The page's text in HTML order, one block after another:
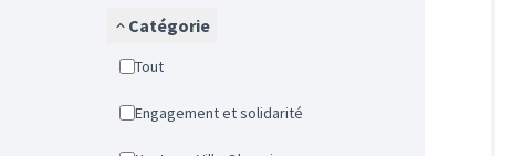
Catégorie
Tout
Engagement et solidarité